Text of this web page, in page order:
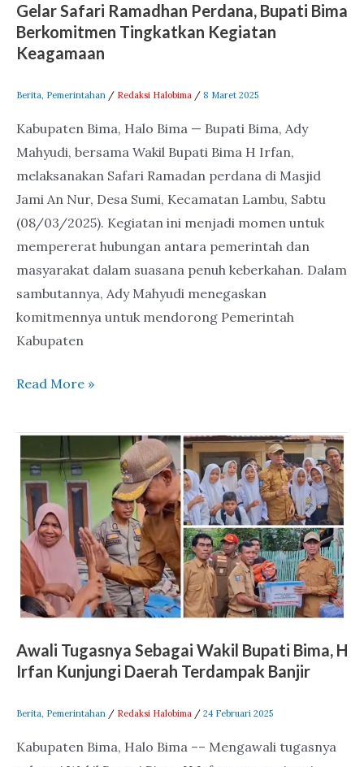
Gelar Safari Ramadhan Perdana, Bupati Bima
Berkomitmen Tingkatkan Kegiatan
Keagamaan
Berita, Pemerintahan / Redaksi Halobima / 8 Maret 2025
Kabupaten Bima, Halo Bima — Bupati Bima, Ady
Mahyudi, bersama Wakil Bupati Bima H Irfan,
melaksanakan Safari Ramadan perdana di Masjid
Jami An Nur, Desa Sumi, Kecamatan Lambu, Sabtu
(08/03/2025). Kegiatan ini menjadi momen untuk
mempererat hubungan antara pemerintah dan
masyarakat dalam suasana penuh keberkahan. Dalam
sambutannya, Ady Mahyudi menegaskan
komitmennya untuk mendorong Pemerintah
Kabupaten
Keagamaan
Read More »
Awali Tugasnya Sebagai Wakil Bupati Bima, H
Irfan Kunjungi Daerah Terdampak Banjir
Berita, Pemerintahan / Redaksi Halobima / 24 Februari 2025
Kabupaten Bima, Halo Bima –– Mengawali tugasnya
Tugasnya
Sebagai
Wakil
Bupati
Bima,
H
Irfan
Daerah
Terdampak